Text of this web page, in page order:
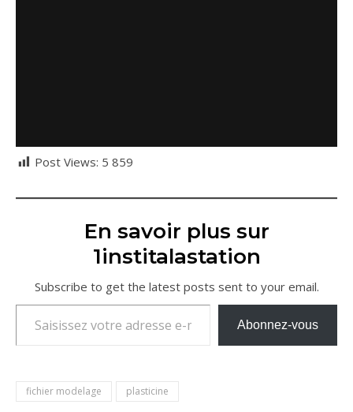
Post Views: 5 859
En savoir plus sur
1institalastation
Subscribe to get the latest posts sent to your email.
Saisissez votre adresse e-mail…
Abonnez-vous
fichier modelage plasticine